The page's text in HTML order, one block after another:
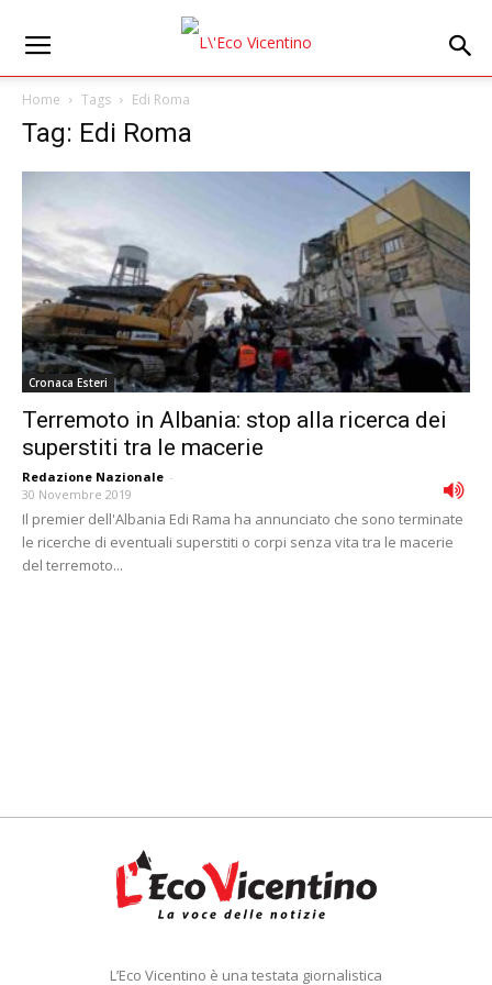
Home Tags Edi Roma
Tag: Edi Roma
Cronaca Esteri
Terremoto in Albania: stop alla ricerca dei
superstiti tra le macerie
Redazione Nazionale -
30 Novembre 2019
Il premier dell'Albania Edi Rama ha annunciato che sono terminate
le ricerche di eventuali superstiti o corpi senza vita tra le macerie
del terremoto...
L’Eco Vicentino è una testata giornalistica